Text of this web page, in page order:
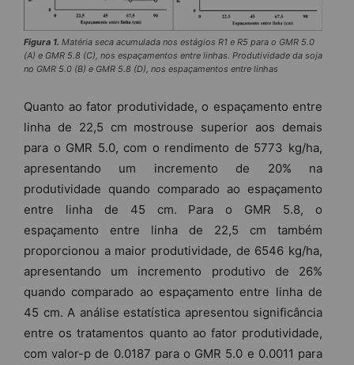
Figura 1. Matéria seca acumulada nos estágios R1 e R5 para o GMR 5.0
(A) e GMR 5.8 (C), nos espaçamentos entre linhas. Produtividade da soja
no GMR 5.0 (B) e GMR 5.8 (D), nos espaçamentos entre linhas
Quanto ao fator produtividade, o espaçamento entre
linha de 22,5 cm mostrouse superior aos demais
para o GMR 5.0, com o rendimento de 5773 kg/ha,
apresentando um incremento de 20% na
produtividade quando comparado ao espaçamento
entre linha de 45 cm. Para o GMR 5.8, o
espaçamento entre linha de 22,5 cm também
proporcionou a maior produtividade, de 6546 kg/ha,
apresentando um incremento produtivo de 26%
quando comparado ao espaçamento entre linha de
45 cm. A análise estatística apresentou significância
entre os tratamentos quanto ao fator produtividade,
com valor-p de 0.0187 para o GMR 5.0 e 0.0011 para